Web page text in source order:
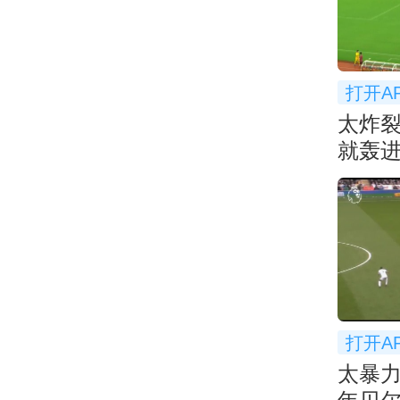
打开
太炸
就轰
超太
打开
太暴